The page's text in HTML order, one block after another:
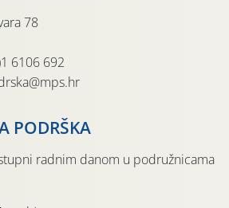
78
6106 692
PODRŠKA
radnim danom u podružnicama